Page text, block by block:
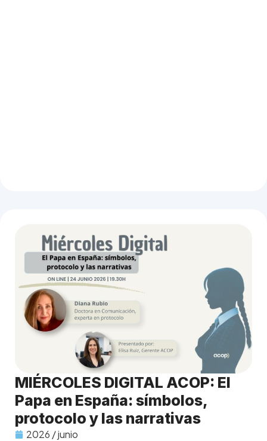
MIÉRCOLES DIGITAL ACOP: El
Papa en España: símbolos,
protocolo y las narrativas
2026 / junio